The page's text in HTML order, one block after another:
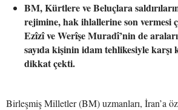
BM, Kürtlere ve Beluçlara
rejimine, hak ihlallerine son vermesi
Ezîzî ve Werîşe Muradî’nin de
sayıda kişinin idam tehlikesiyle karşı
dikkat çekti.
Birleşmiş Milletler (BM) uzmanları, İran’a